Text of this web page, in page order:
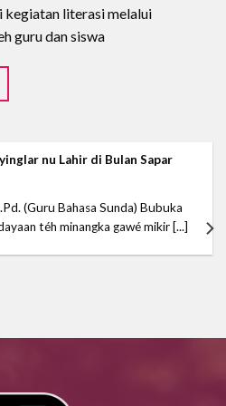
best in the business.
literasi melalui
guru dan siswa
nu Lahir di Bulan Sapar
(Guru Bahasa Sunda) Bubuka
téh minangka gawé mikir [...]